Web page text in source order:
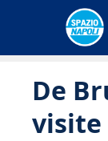
De
visite